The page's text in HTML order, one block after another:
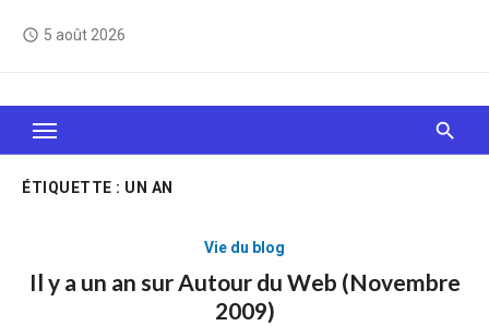
access_time 5 août 2026
Le Web, c'est comme une boîte de chocolats… On
sait jamais sur quoi on va tomber !
ÉTIQUETTE : UN AN
Vie du blog
Il y a un an sur Autour du Web (Novembre
2009)